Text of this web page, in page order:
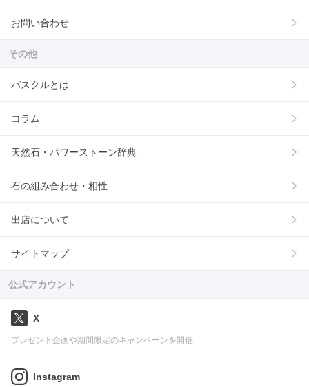
お問い合わせ
その他
パスクルとは
コラム
天然石・パワーストーン辞典
石の組み合わせ・相性
出店について
サイトマップ
公式アカウント
X
プレゼント企画や期間限定のキャンペーンを開催
Instagram